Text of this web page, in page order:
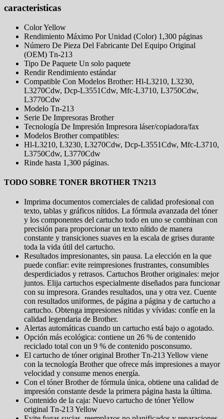
caracteristicas
Color Yellow
Rendimiento Máximo Por Unidad (Color) 1,300 páginas
Número De Pieza Del Fabricante Del Equipo Original
(OEM) Tn-213
Tipo De Paquete Un solo paquete
Rendir Rendimiento estándar
Compatible Con Modelos Brother: Hl-L3210, L3230,
L3270Cdw, Dcp-L3551Cdw, Mfc-L3710, L3750Cdw,
L3770Cdw
Modelo Tn-213
Serie De Impresoras Brother
Tecnología De Impresión Impresora láser/copiadora/fax
Modelos Brother compatibles:
Hl-L3210, L3230, L3270Cdw, Dcp-L3551Cdw, Mfc-L3710,
L3750Cdw, L3770Cdw
Rinde hasta 1,300 páginas.
TODO SOBRE TONER BROTHER TN213
Imprima documentos comerciales de calidad profesional con
texto, tablas y gráficos nítidos. La fórmula avanzada del tóner
y los componentes del cartucho todo en uno se combinan con
precisión para proporcionar un texto nítido de manera
constante y transiciones suaves en la escala de grises durante
toda la vida útil del cartucho.
Resultados impresionantes, sin pausa. La elección en la que
puede confiar: evite reimpresiones frustrantes, consumibles
desperdiciados y retrasos. Cartuchos Brother originales: mejor
juntos. Elija cartuchos especialmente diseñados para funcionar
con su impresora. Grandes resultados, una y otra vez. Cuente
con resultados uniformes, de página a página y de cartucho a
cartucho. Obtenga impresiones nítidas y vívidas: confíe en la
calidad legendaria de Brother.
Alertas automáticas cuando un cartucho está bajo o agotado.
Opción más ecológica: contiene un 26 % de contenido
reciclado total con un 9 % de contenido posconsumo.
El cartucho de tóner original Brother Tn-213 Yellow viene
con la tecnología Brother que ofrece más impresiones a mayor
velocidad y consume menos energía.
Con el tóner Brother de fórmula única, obtiene una calidad de
impresión constante desde la primera página hasta la última.
Contenido de la caja: Nuevo cartucho de tóner Yellow
original Tn-213 Yellow